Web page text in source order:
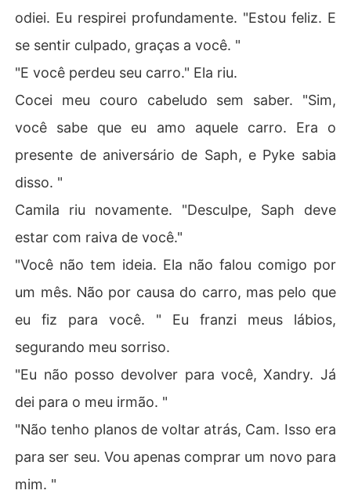
odiei. Eu respirei profundamente. "Estou feliz. E
se sentir culpado, graças a você. "
"E você perdeu seu carro." Ela riu.
Cocei meu couro cabeludo sem saber. "Sim,
você sabe que eu amo aquele carro. Era o
presente de aniversário de Saph, e Pyke sabia
disso. "
Camila riu novamente. "Desculpe, Saph deve
estar com raiva de você."
"Você não tem ideia. Ela não falou comigo por
um mês. Não por causa do carro, mas pelo que
eu fiz para você. " Eu franzi meus lábios,
segurando meu sorriso.
"Eu não posso devolver para você, Xandry. Já
dei para o meu irmão. "
"Não tenho planos de voltar atrás, Cam. Isso era
para ser seu. Vou apenas comprar um novo para
mim. "